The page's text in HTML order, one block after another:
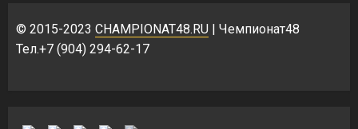
© 2015-2023 CHAMPIONAT48.RU | Чемпионат48
Тел.+7 (904) 294-62-17